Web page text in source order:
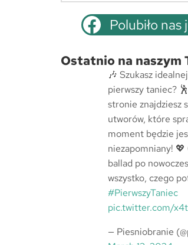
j
Polubiło
Ostatnio na naszym
🎶 Szukasz
pierwszy taniec?
stronie znajdziesz
utworów, które
moment będzie
niezapomniany!
ballad po
wszystko, czego
#PierwszyTaniec
pic.twitter.com/
— Piesniobranie